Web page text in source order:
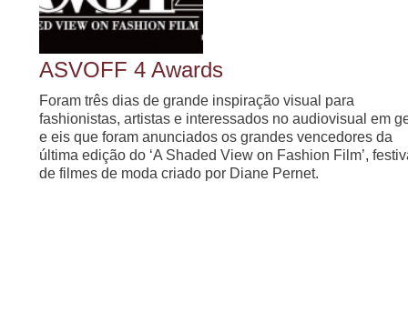
ASVOFF 4 Awards
Foram três dias de grande inspiração visual para
fashionistas, artistas e interessados no audiovisual em
e eis que foram anunciados os grandes vencedores da
última edição do ‘A Shaded View on Fashion Film’,
de filmes de moda criado por Diane Pernet.